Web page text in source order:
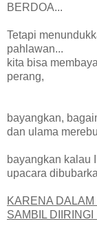
BERDOA...
Tetapi
pahlawan...
kita bisa
perang,
apa aku
bayangkan,
dan ulama
bayangkan kalau
upacara
KARENA
SAMBIL